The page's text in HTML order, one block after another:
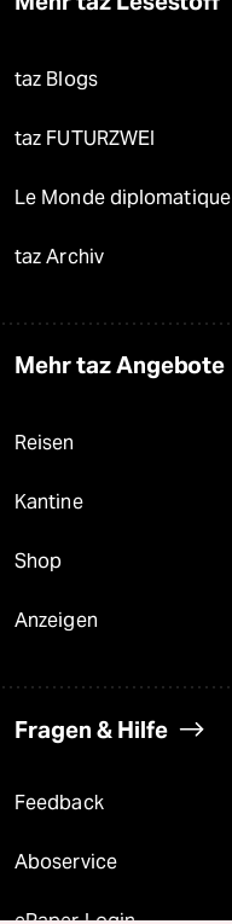
taz Blogs
taz FUTURZWEI
Le Monde diplomatique
taz Archiv
Mehr taz Angebote
Reisen
Kantine
Shop
Anzeigen
Fragen & Hilfe
Feedback
Aboservice